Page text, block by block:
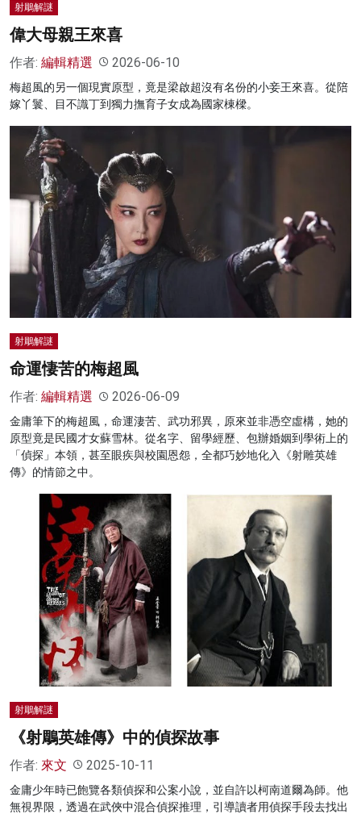
射鵰解謎
偉大母親王來喜
作者: 編輯精選 2026-06-10
梅超風的另一個現實原型，竟是梁啟超沒有名份的小妾王來喜。從陪
嫁丫鬟、目不識丁到獨力撫育子女成為國家棟樑。
射鵰解謎
命運悽苦的梅超風
作者: 編輯精選 2026-06-09
金庸筆下的梅超風，命運淒苦、武功邪異，原來並非憑空虛構，她的
原型竟是民國才女蘇雪林。從名字、留學經歷、包辦婚姻到學術上的
「偵探」本領，甚至眼疾與校園恩怨，全都巧妙地化入《射雕英雄
傳》的情節之中。
射鵰解謎
《射鵰英雄傳》中的偵探故事
作者: 來文 2025-10-11
⾦庸少年時已飽覽各類偵探和公案⼩說，並⾃許以柯南道爾為師。他
無視界限，透過在武俠中混合偵探推理，引導讀者⽤偵探⼿段去找出